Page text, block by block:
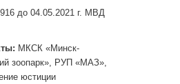
до 04.05.2021 г. МВД
МКСК «Минск-
зоопарк», РУП «МАЗ»,
юстиции